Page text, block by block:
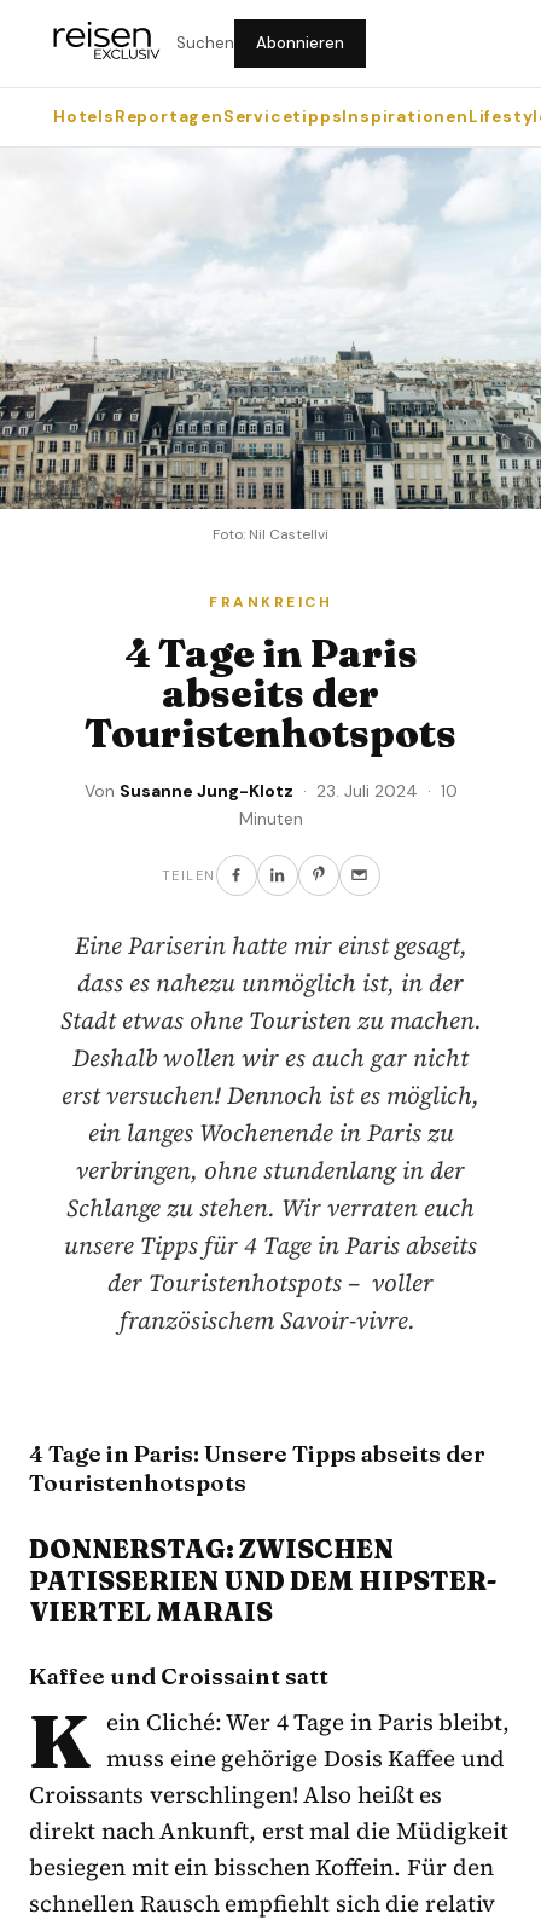
Suchen Abonnieren
HotelsReportagenServicetippsInspirationen
Foto: Nil Castellvi
FRANKREICH
4 Tage in Paris
abseits der
Touristenhotspots
Von Susanne Jung-Klotz · 23. Juli 2024 · 10
Minuten
TEILEN
Eine Pariserin hatte mir einst gesagt,
dass es nahezu unmöglich ist, in der
Stadt etwas ohne Touristen zu machen.
Deshalb wollen wir es auch gar nicht
erst versuchen! Dennoch ist es möglich,
ein langes Wochenende in Paris zu
verbringen, ohne stundenlang in der
Schlange zu stehen. Wir verraten euch
unsere Tipps für 4 Tage in Paris abseits
der Touristenhotspots – voller
französischem Savoir-vivre.
4 Tage in Paris: Unsere Tipps abseits der
Touristenhotspots
DONNERSTAG: ZWISCHEN
PATISSERIEN UND DEM HIPSTER-
VIERTEL MARAIS
Kaffee und Croissaint satt
K ein Cliché: Wer 4 Tage in Paris bleibt,
muss eine gehörige Dosis Kaffee und
Croissants verschlingen! Also heißt es
direkt nach Ankunft, erst mal die Müdigkeit
besiegen mit ein bisschen Koffein. Für den
schnellen Rausch empfiehlt sich die relativ